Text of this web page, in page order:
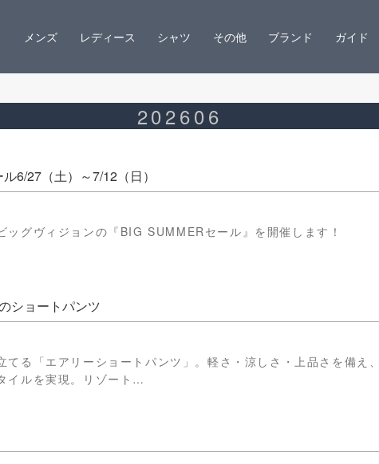
メンズ レディース シャツ その他 ブランド ガイド
202606
6/27（土）～7/12（日）
ッグヴィジョンの『BIG SUMMERセール』を開催します！
ショートパンツ
てる「エアリーショートパンツ」。軽さ・涼しさ・上品さを備え
イルを実現。リゾート…